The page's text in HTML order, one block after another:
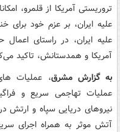
تروریستی آمریکا از قلمرو،
علیه ایران، بر عزم خود برای
علیه ایران، در راستای
آمریکا و همدستانش، تاکید
به گزارش مشرق، عملیات
عملیات تهاجمی سریع و
نیروهای دریایی سپاه و ارتش
آتش موثر به همراه اجرای